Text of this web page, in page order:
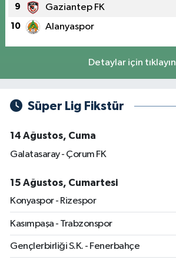
9 Gaziantep FK
10 Alanyaspor
Detaylar için tıklayın
Süper Lig Fikstür
14 Ağustos, Cuma
Galatasaray - Çorum FK
15 Ağustos, Cumartesi
Konyaspor - Rizespor
Kasımpaşa - Trabzonspor
Gençlerbirliği S.K. - Fenerbahçe